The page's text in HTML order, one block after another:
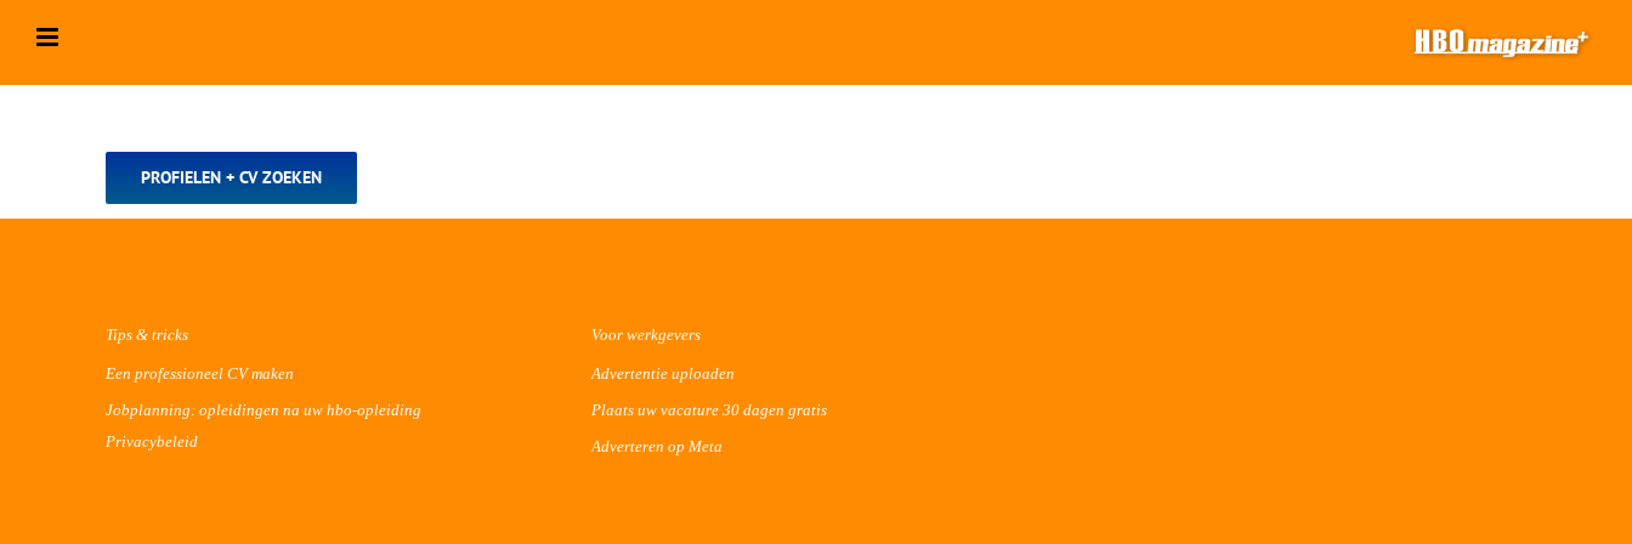
inhoud
PROFIELEN + CV ZOEKEN
Tips & tricks
Een professioneel CV maken
Jobplanning: opleidingen na uw hbo-opleiding
Privacybeleid
Voor werkgevers
Advertentie uploaden
Plaats uw vacature 30 dagen gratis
Adverteren op Meta